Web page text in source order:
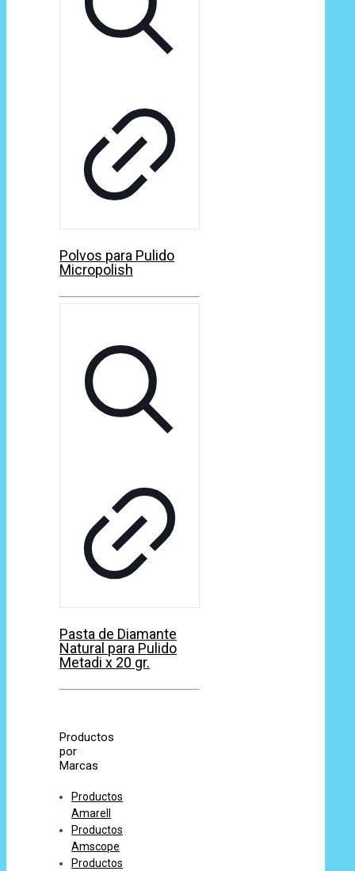
Polvos para Pulido
Micropolish
Pasta de Diamante
Natural para Pulido
Metadi x 20 gr.
Productos
por
Marcas
Productos
Amarell
Productos
Amscope
Productos